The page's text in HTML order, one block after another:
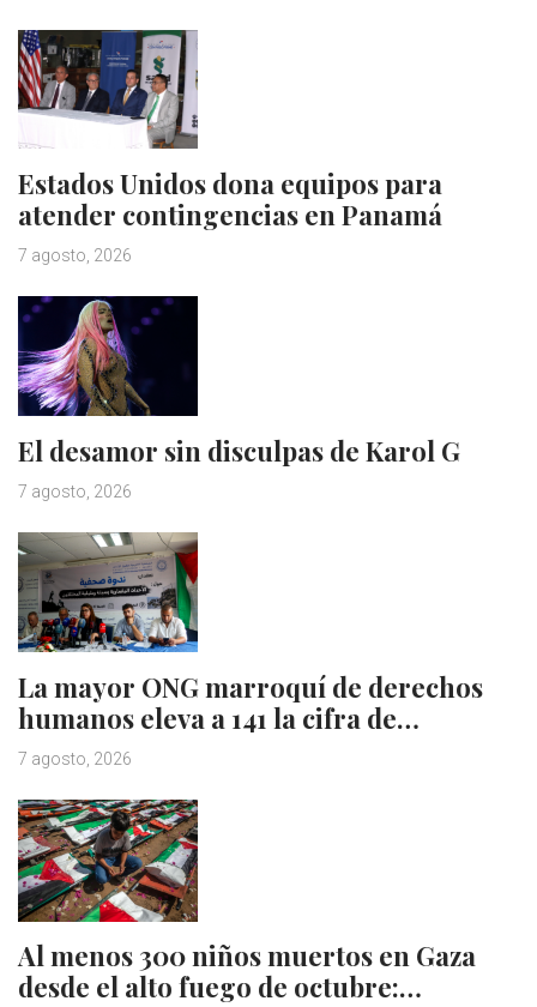
Estados Unidos dona equipos para
atender contingencias en Panamá
7 agosto, 2026
El desamor sin disculpas de Karol G
7 agosto, 2026
La mayor ONG marroquí de derechos
humanos eleva a 141 la cifra de…
7 agosto, 2026
Al menos 300 niños muertos en Gaza
desde el alto fuego de octubre:…